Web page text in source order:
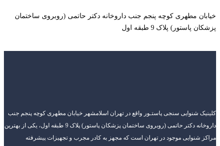
خیابان مطهری کوچه پنجم جنب داروخانه دکتر حاتمی (روبروی ساختمان
پزشکان پاستور) پلاک 9 طبقه اول
کلینیک شنوایی سنجی پاستـور واقع در تهران اسلامشهر خیابان مطهری کوچه پنجم جنب
داروخانه دکتر حاتمی (روبروی ساختمان پزشکان پاستور) پلاک 9 طبقه اول، یکی از بهترین
مراکز شنوایی موجود در تهران است که مجهز به کادر مجرب و تجهیزات پیشرفته